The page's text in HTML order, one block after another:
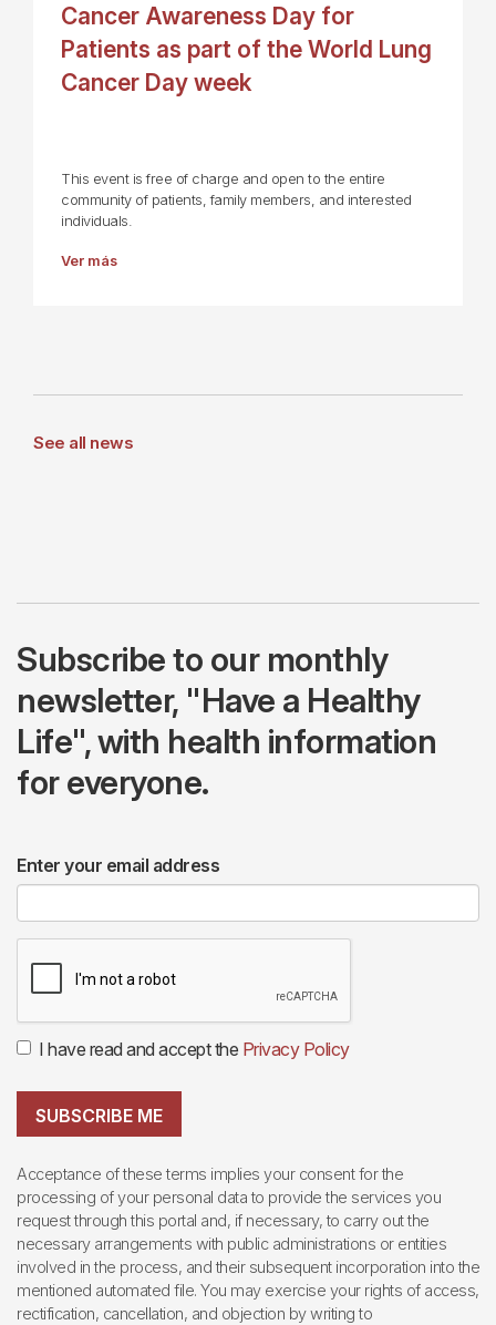
Cancer Awareness Day for
Patients as part of the World Lung
Cancer Day week
This event is free of charge and open to the entire
community of patients, family members, and interested
individuals.
Ver más
See all news
Subscribe to our monthly
newsletter, "Have a Healthy
Life", with health information
for everyone.
Enter your email address
I have read and accept the Privacy Policy
SUBSCRIBE ME
Acceptance of these terms implies your consent for the
processing of your personal data to provide the services you
request through this portal and, if necessary, to carry out the
necessary arrangements with public administrations or entities
involved in the process, and their subsequent incorporation into the
mentioned automated file. You may exercise your rights of access,
rectification, cancellation, and objection by writing to